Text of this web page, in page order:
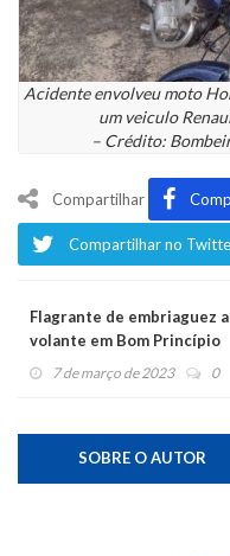
Acidente envolveu moto
um veiculo
– Crédito:
Compartilhar
Compartilhar no
Flagrante de embriaguez
volante em Bom Princípio
7 de março de 2023 0
SOBRE O AUTOR